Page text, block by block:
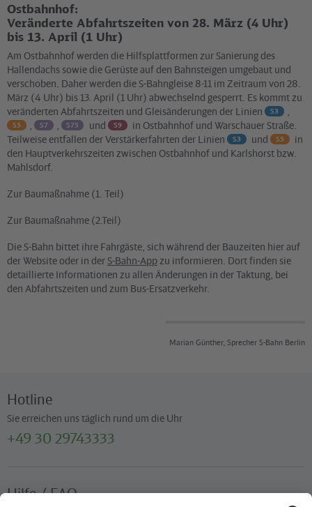
Ostbahnhof:
Veränderte Abfahrtszeiten von 28. März (4 Uhr)
bis 13. April (1 Uhr)
Am Ostbahnhof werden die Hilfsplattformen zur Sanierung des
Hallendachs sowie die Gerüste auf den Bahnsteigen umgebaut und
verschoben. Daher werden die S‑Bahngleise 8-11 im Zeitraum von 28.
März (4 Uhr) bis 13. April (1 Uhr) abwechselnd gesperrt. Es kommt zu
veränderten Abfahrtszeiten und Gleisänderungen der Linien
S3
S5 , S7 , S75 und S9
in Ostbahnhof und Warschauer Straße.
Teilweise entfallen der Verstärkerfahrten der Linien
S3 und S5
in
den Hauptverkehrszeiten zwischen Ostbahnhof und Karlshorst bzw.
Mahlsdorf.
Zur Baumaßnahme (1. Teil)
Zur Baumaßnahme (2.Teil)
Die S-Bahn bittet ihre Fahrgäste, sich während der Bauzeiten hier auf
der Website oder in der S-Bahn-App zu informieren. Dort finden sie
detaillierte Informationen zu allen Änderungen in der Taktung, bei
den Abfahrtszeiten und zum Bus-Ersatzverkehr.
Marian Günther, Sprecher S-Bahn Berlin
Hotline
Sie erreichen uns täglich rund um die Uhr
+49 30 29743333
Hilfe / FAQ